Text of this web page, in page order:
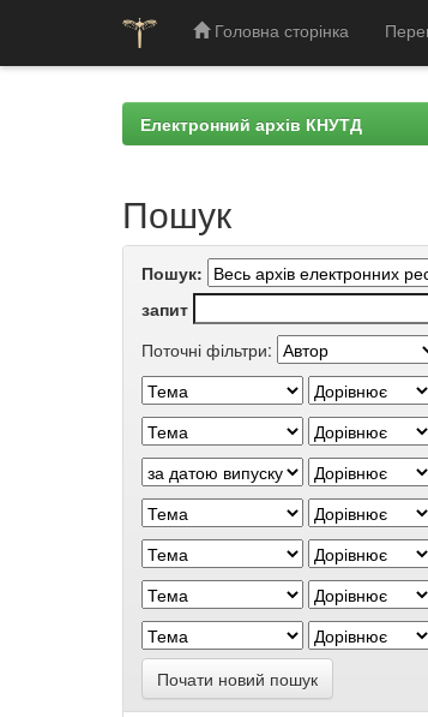
Головна сторінка
Електронний архів КНУТД
Пошук
Пошук:
запит
Поточні фільтри:
Почати новий пошук